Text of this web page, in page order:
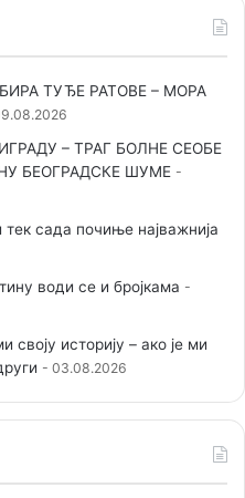
ТУЂЕ РАТОВЕ – МОРА
– ТРАГ БОЛНЕ СЕОБЕ
БЕОГРАДСКЕ ШУМЕ
тек сада почиње најважнија
води се и бројкама
своју историју – ако је ми
03.08.2026